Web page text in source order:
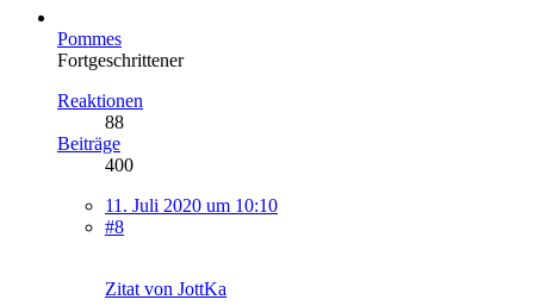
Pommes
Fortgeschrittener
Reaktionen
88
Beiträge
400
11. Juli 2020 um 10:10
#8
Zitat von JottKa